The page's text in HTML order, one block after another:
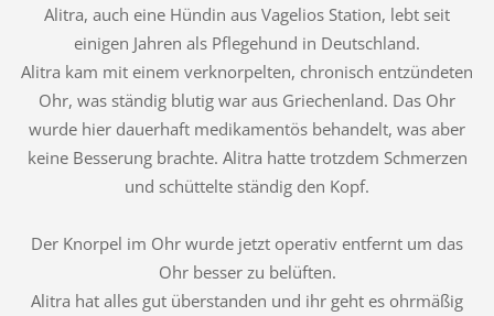
Alitra, auch eine Hündin aus Vagelios Station, lebt seit
einigen Jahren als Pflegehund in Deutschland.
Alitra kam mit einem verknorpelten, chronisch entzündeten
Ohr, was ständig blutig war aus Griechenland. Das Ohr
wurde hier dauerhaft medikamentös behandelt, was aber
keine Besserung brachte. Alitra hatte trotzdem Schmerzen
und schüttelte ständig den Kopf.
Der Knorpel im Ohr wurde jetzt operativ entfernt um das
Ohr besser zu belüften.
Alitra hat alles gut überstanden und ihr geht es ohrmäßig